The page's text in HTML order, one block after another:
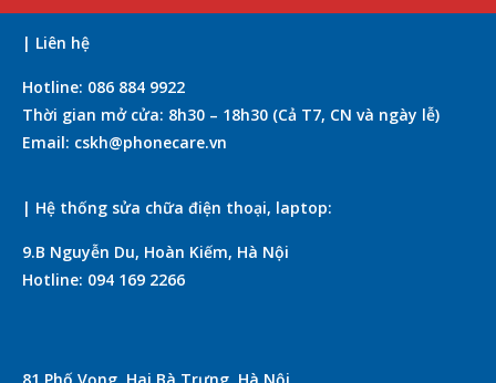
| Liên hệ
Hotline: 086 884 9922
Thời gian mở cửa: 8h30 – 18h30 (Cả T7, CN và ngày lễ)
Email: cskh@phonecare.vn
| Hệ thống sửa chữa điện thoại, laptop:
9.B Nguyễn Du, Hoàn Kiếm, Hà Nội
Hotline: 094 169 2266
81 Phố Vọng, Hai Bà Trưng, Hà Nội